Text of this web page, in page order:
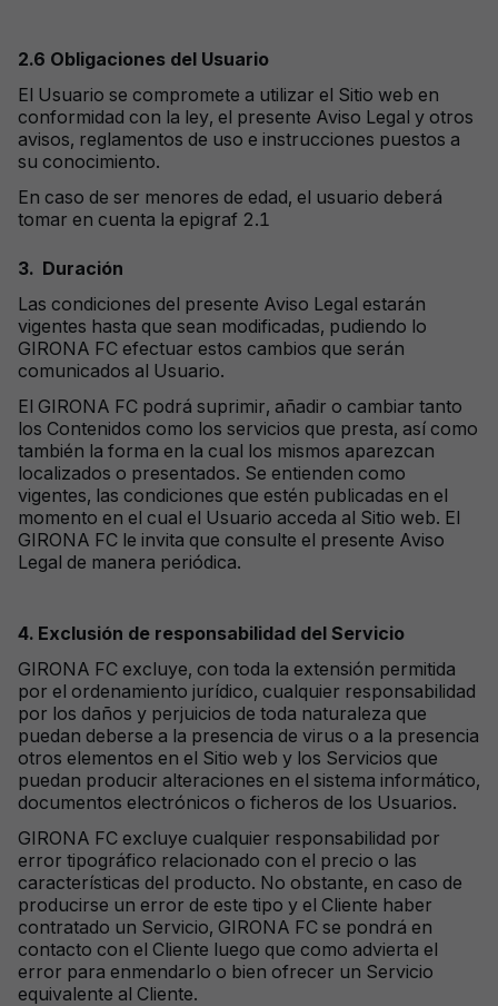
2.6 Obligaciones del Usuario
El Usuario se compromete a utilizar el Sitio web en
conformidad con la ley, el presente Aviso Legal y otros
avisos, reglamentos de uso e instrucciones puestos a
su conocimiento.
En caso de ser menores de edad, el usuario deberá
tomar en cuenta la epigraf 2.1
3. Duración
Las condiciones del presente Aviso Legal estarán
vigentes hasta que sean modificadas, pudiendo lo
GIRONA FC efectuar estos cambios que serán
comunicados al Usuario.
El GIRONA FC podrá suprimir, añadir o cambiar tanto
los Contenidos como los servicios que presta, así como
también la forma en la cual los mismos aparezcan
localizados o presentados. Se entienden como
vigentes, las condiciones que estén publicadas en el
momento en el cual el Usuario acceda al Sitio web. El
GIRONA FC le invita que consulte el presente Aviso
Legal de manera periódica.
4. Exclusión de responsabilidad del Servicio
GIRONA FC excluye, con toda la extensión permitida
por el ordenamiento jurídico, cualquier responsabilidad
por los daños y perjuicios de toda naturaleza que
puedan deberse a la presencia de virus o a la presencia
otros elementos en el Sitio web y los Servicios que
puedan producir alteraciones en el sistema informático,
documentos electrónicos o ficheros de los Usuarios.
GIRONA FC excluye cualquier responsabilidad por
error tipográfico relacionado con el precio o las
características del producto. No obstante, en caso de
producirse un error de este tipo y el Cliente haber
contratado un Servicio, GIRONA FC se pondrá en
contacto con el Cliente luego que como advierta el
error para enmendarlo o bien ofrecer un Servicio
equivalente al Cliente.